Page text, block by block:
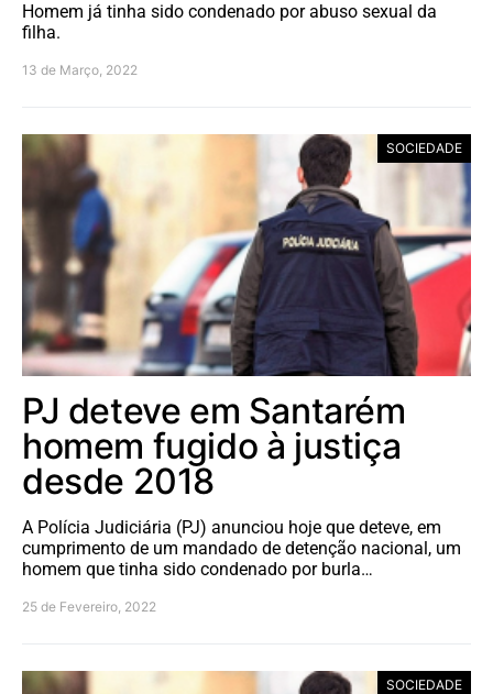
Homem já tinha sido condenado por abuso sexual da
filha.
13 de Março, 2022
SOCIEDADE
PJ deteve em Santarém
homem fugido à justiça
desde 2018
A Polícia Judiciária (PJ) anunciou hoje que deteve, em
cumprimento de um mandado de detenção nacional, um
homem que tinha sido condenado por burla…
25 de Fevereiro, 2022
SOCIEDADE